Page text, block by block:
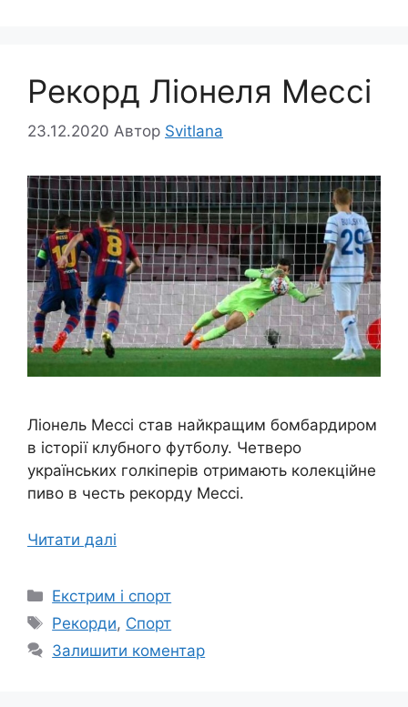
Рекорд Ліонеля Мессі
23.12.2020 Автор Svitlana
Ліонель Мессі став найкращим бомбардиром
в історії клубного футболу. Четверо
українських голкіперів отримають колекційне
пиво в честь рекорду Мессі.
Читати далі
Категорії
Екстрим і спорт
Позначки
Рекорди, Спорт
Залишити коментар